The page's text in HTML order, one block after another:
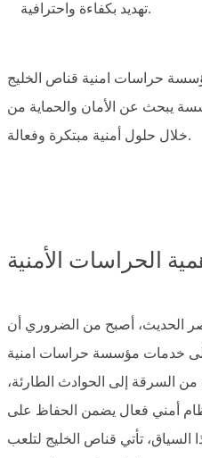
تهديد بكفاءة واحترافية.
حراسات امنية قناص الخليج
يبحث عن الأمان والحماية من
خلال حلول أمنية مبتكرة وفعالة.
الحراسات الأمنية
الحديث، أصبح من الضروري أن
خدمات مؤسسة حراسات امنية
السرقة إلى الحوادث الطارئة،
أمني فعال يضمن الحفاظ على
تأتي قناص الخليج لتلعب